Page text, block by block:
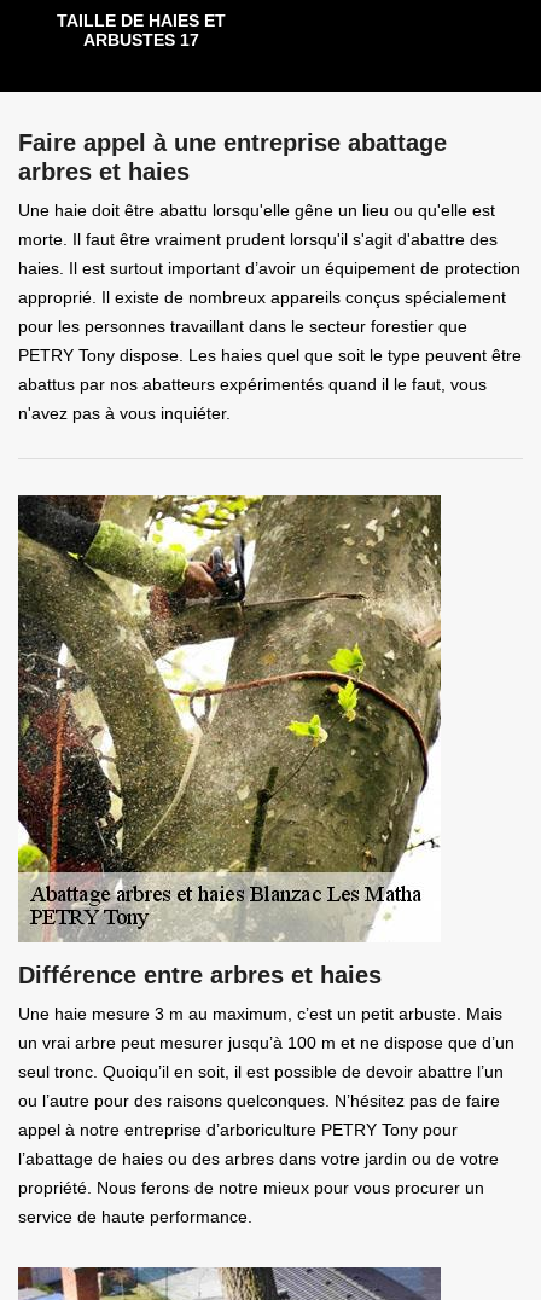
TAILLE DE HAIES ET
ARBUSTES 17
Faire appel à une entreprise abattage
arbres et haies
Une haie doit être abattu lorsqu'elle gêne un lieu ou qu'elle est
morte. Il faut être vraiment prudent lorsqu'il s'agit d'abattre des
haies. Il est surtout important d’avoir un équipement de protection
approprié. Il existe de nombreux appareils conçus spécialement
pour les personnes travaillant dans le secteur forestier que
PETRY Tony dispose. Les haies quel que soit le type peuvent être
abattus par nos abatteurs expérimentés quand il le faut, vous
n'avez pas à vous inquiéter.
Différence entre arbres et haies
Une haie mesure 3 m au maximum, c’est un petit arbuste. Mais
un vrai arbre peut mesurer jusqu’à 100 m et ne dispose que d’un
seul tronc. Quoiqu’il en soit, il est possible de devoir abattre l’un
ou l’autre pour des raisons quelconques. N’hésitez pas de faire
appel à notre entreprise d’arboriculture PETRY Tony pour
l’abattage de haies ou des arbres dans votre jardin ou de votre
propriété. Nous ferons de notre mieux pour vous procurer un
service de haute performance.